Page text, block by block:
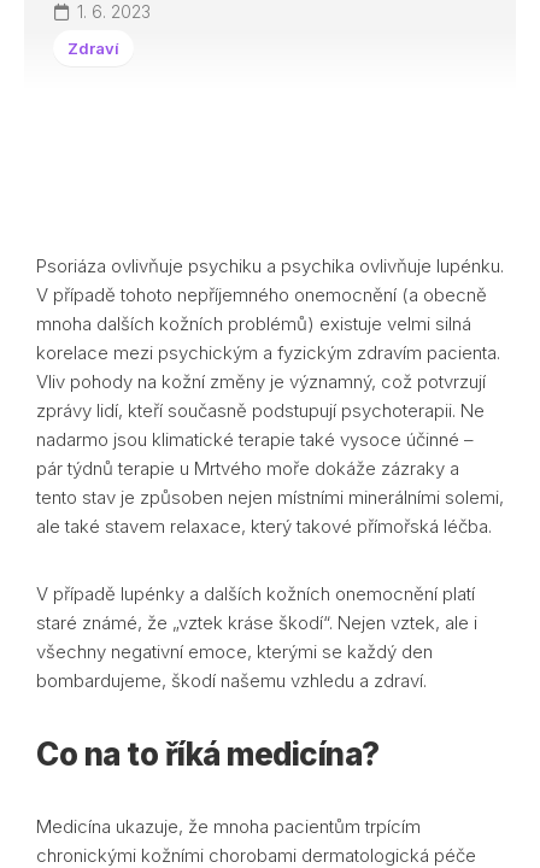
1. 6. 2023
Zdraví
Psoriáza ovlivňuje psychiku a psychika ovlivňuje lupénku.
V případě tohoto nepříjemného onemocnění (a obecně
mnoha dalších kožních problémů) existuje velmi silná
korelace mezi psychickým a fyzickým zdravím pacienta.
Vliv pohody na kožní změny je významný, což potvrzují
zprávy lidí, kteří současně podstupují psychoterapii. Ne
nadarmo jsou klimatické terapie také vysoce účinné –
pár týdnů terapie u Mrtvého moře dokáže zázraky a
tento stav je způsoben nejen místními minerálními solemi,
ale také stavem relaxace, který takové přímořská léčba.
V případě lupénky a dalších kožních onemocnění platí
staré známé, že „vztek kráse škodí“. Nejen vztek, ale i
všechny negativní emoce, kterými se každý den
bombardujeme, škodí našemu vzhledu a zdraví.
Co na to říká medicína?
Medicína ukazuje, že mnoha pacientům trpícím
chronickými kožními chorobami dermatologická péče